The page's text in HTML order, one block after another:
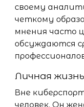
своему
четкому
мнения часто
обсуждаются
Личная жизнь
Вне
человек. Он